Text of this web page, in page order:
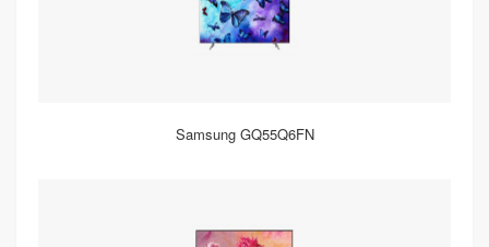
Samsung GQ55Q6FN